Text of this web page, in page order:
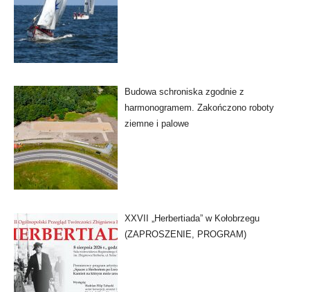
Budowa schroniska zgodnie z
harmonogramem. Zakończono roboty
ziemne i palowe
XXVII „Herbertiada” w Kołobrzegu
(ZAPROSZENIE, PROGRAM)